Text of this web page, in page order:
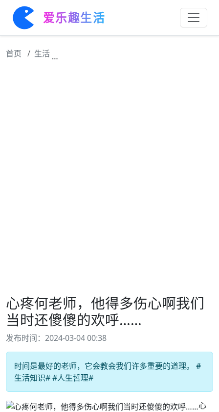
爱乐趣生活
首页 生活
心疼何老师，他得多伤心啊我们
当时还傻傻的欢呼……
发布时间：2024-03-04 00:38
时间是最好的老师，它会教会我们许多重要的道理。 #
生活知识# #人生哲理#
心